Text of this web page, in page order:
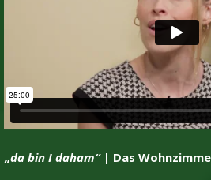
„da bin I daham“| Das